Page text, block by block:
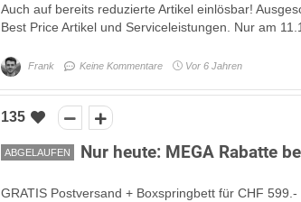
Auch auf bereits reduzierte Artikel einlösbar!
Best Price Artikel und Serviceleistungen. Nur am
Frank Keine Kommentare Vor 6 Jahren
135
ABGELAUFEN Nur heute: MEGA Rabatte
GRATIS Postversand + Boxspringbett für CHF